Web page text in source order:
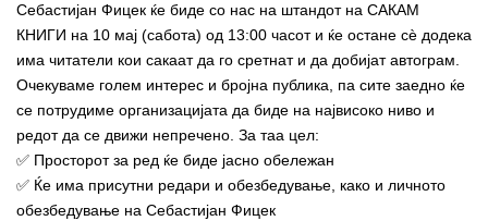
Себастијан Фицек ќе биде со нас на штандот на САКАМ
КНИГИ на 10 мај (сабота) од 13:00 часот и ќе остане сѐ додека
има читатели кои сакаат да го сретнат и да добијат автограм.
Очекуваме голем интерес и бројна публика, па сите заедно ќе
се потрудиме организацијата да биде на највисоко ниво и
редот да се движи непречено. За таа цел:
✅ Просторот за ред ќе биде јасно обележан
✅ Ќе има присутни редари и обезбедување, како и личното
обезбедување на Себастијан Фицек